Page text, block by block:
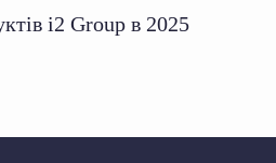
i2 Group в 2025